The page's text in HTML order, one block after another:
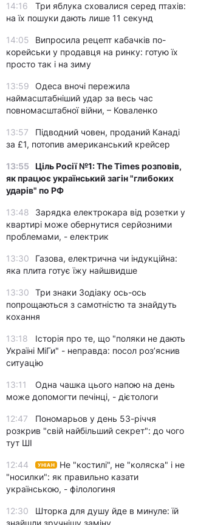
14:16
Три яблука сховалися серед птахів:
на їх пошуки дають лише 11 секунд
14:05
Випросила рецепт кабачків по-
корейськи у продавця на ринку: готую їх
просто так і на зиму
13:59
Одеса вночі пережила
наймасштабніший удар за весь час
повномасштабної війни, – Коваленко
13:57
Підводний човен, проданий Канаді
за £1, потопив американський крейсер
13:55 Ціль Росії №1: The Times розповів,
як працює український загін "глибоких
ударів" по РФ
13:48
Зарядка електрокара від розетки у
квартирі може обернутися серйозними
проблемами, - електрик
13:30
Газова, електрична чи індукційна:
яка плита готує їжу найшвидше
13:30
Три знаки Зодіаку ось-ось
попрощаються з самотністю та знайдуть
кохання
13:18
Історія про те, що "поляки не дають
Україні МіГи" - неправда: посол роз’яснив
ситуацію
13:11
Одна чашка цього напою на день
може допомогти печінці, - дієтологи
12:47
Пономарьов у день 53-річчя
розкрив "свій найбільший секрет": до чого
тут ШІ
12:44 УНІАН
Не "костилі", не "коляска" і не
"носилки": як правильно казати
українською, - філологиня
12:30
Шторка для душу йде в минуле: їй
знайшли зручнішу заміну